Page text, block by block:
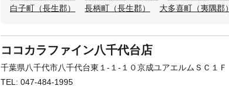
白子町（長生郡）
長柄町（長生郡） 大多喜町（夷隅郡）
ココカラファイン八千代台店
千葉県八千代市八千代台東１-１-１０京成ユアエルムＳＣ１Ｆ
TEL: 047-484-1995